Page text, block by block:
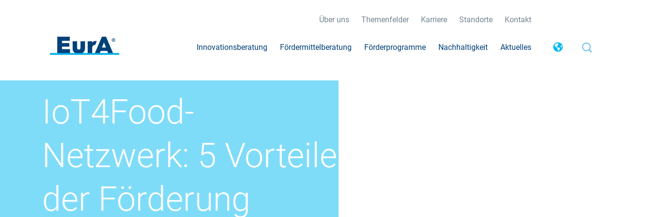
Über uns Themenfelder Karriere Standorte Kontakt
Innovationsberatung Fördermittelberatung Förderprogramme Nachhaltigkeit Aktuelles
IoT4Food-
Netzwerk: 5 Vorteile
der Förderung